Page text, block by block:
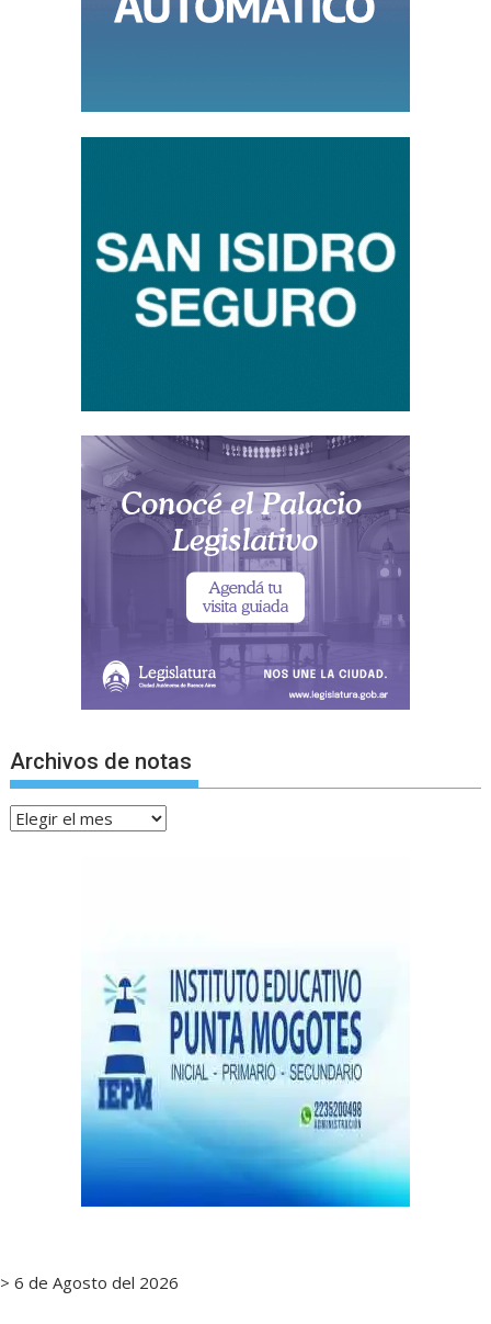
Archivos de notas
Archivos
> 6 de Agosto del 2026